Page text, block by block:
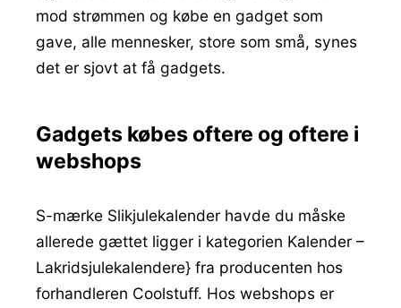
mod strømmen og købe en gadget som
gave, alle mennesker, store som små, synes
det er sjovt at få gadgets.
Gadgets købes oftere og oftere i
webshops
S-mærke Slikjulekalender havde du måske
allerede gættet ligger i kategorien Kalender –
Lakridsjulekalendere} fra producenten hos
forhandleren Coolstuff. Hos webshops er